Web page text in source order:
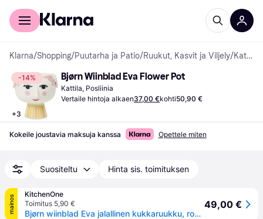
Kuluttajille
Klarna/Shopping/Puutarha ja Patio/Ruukut, Kasvit ja Viljely/ Kattilat
-14%
+3
Bjørn Wiinblad Eva Flower Pot
Kattila, Posliinia
Vertaile hintoja alkaen37,00 €kohti50,90 €
Kokeile joustavia maksuja kanssa Opettele miten
Suositeltu Hinta sis. toimituksen
mainos
KitchenOne
Toimitus 5,90 €
Bjørn wiinblad Eva jalallinen kukkaruukku, roosa, Ø 15,5 cm
49,00 €